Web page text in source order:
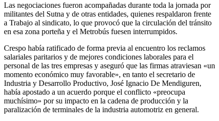
Las negociaciones fueron acompañadas durante toda la jornada por
militantes del Sutna y de otras entidades, quienes respaldaron frente
a Trabajo al sindicato, lo que provocó que la circulación del tránsito
en esa zona porteña y el Metrobús fuesen interrumpidos.
Crespo había ratificado de forma previa al encuentro los reclamos
salariales paritarios y de mejores condiciones laborales para el
personal de las tres empresas y aseguró que las firmas atraviesan «un
momento económico muy favorable», en tanto el secretario de
Industria y Desarrollo Productivo, José Ignacio De Mendiguren,
había apostado a un acuerdo porque el conflicto «preocupa
muchísimo» por su impacto en la cadena de producción y la
paralización de terminales de la industria automotriz en general.